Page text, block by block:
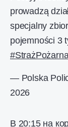
prowadzą
specjalny
pojemności 3
— Polska
2026
В 20:15 на